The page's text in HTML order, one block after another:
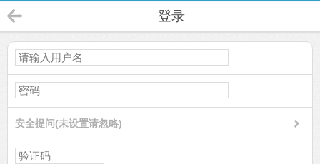
登录
安全提问(未设置请忽略)